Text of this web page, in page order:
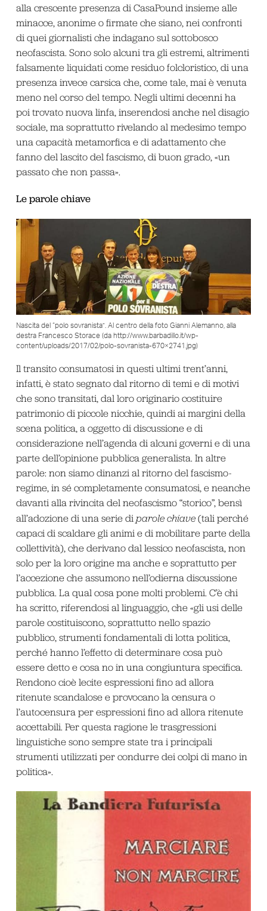
alla crescente presenza di CasaPound insieme alle
minacce, anonime o firmate che siano, nei confronti
di quei giornalisti che indagano sul sottobosco
neofascista. Sono solo alcuni tra gli estremi, altrimenti
falsamente liquidati come residuo folcloristico, di una
presenza invece carsica che, come tale, mai è venuta
meno nel corso del tempo. Negli ultimi decenni ha
poi trovato nuova linfa, inserendosi anche nel disagio
sociale, ma soprattutto rivelando al medesimo tempo
una capacità metamorfica e di adattamento che
fanno del lascito del fascismo, di buon grado, «un
passato che non passa».
Le parole chiave
Nascita del “polo sovranista”. Al centro della foto Gianni Alemanno, alla
destra Francesco Storace (da http://www.barbadillo.it/wp-
content/uploads/2017/02/polo-sovranista-670×2741.jpg)
Il transito consumatosi in questi ultimi trent’anni,
infatti, è stato segnato dal ritorno di temi e di motivi
che sono transitati, dal loro originario costituire
patrimonio di piccole nicchie, quindi ai margini della
scena politica, a oggetto di discussione e di
considerazione nell’agenda di alcuni governi e di una
parte dell’opinione pubblica generalista. In altre
parole: non siamo dinanzi al ritorno del fascismo-
regime, in sé completamente consumatosi, e neanche
davanti alla rivincita del neofascismo “storico”, bensì
all’adozione di una serie di parole chiave(tali perché
capaci di scaldare gli animi e di mobilitare parte della
collettività), che derivano dal lessico neofascista, non
solo per la loro origine ma anche e soprattutto per
l’accezione che assumono nell’odierna discussione
pubblica. La qual cosa pone molti problemi. C’è chi
ha scritto, riferendosi al linguaggio, che «gli usi delle
parole costituiscono, soprattutto nello spazio
pubblico, strumenti fondamentali di lotta politica,
perché hanno l’effetto di determinare cosa può
essere detto e cosa no in una congiuntura specifica.
Rendono cioè lecite espressioni fino ad allora
ritenute scandalose e provocano la censura o
l’autocensura per espressioni fino ad allora ritenute
accettabili. Per questa ragione le trasgressioni
linguistiche sono sempre state tra i principali
strumenti utilizzati per condurre dei colpi di mano in
politica».